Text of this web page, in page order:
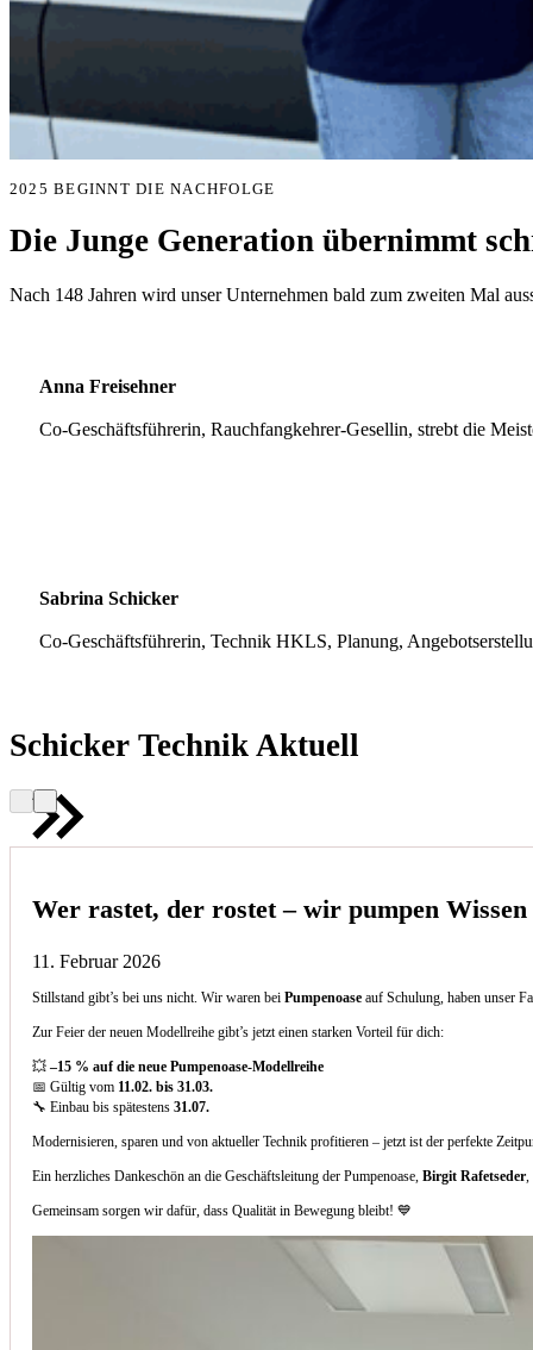
2025 BEGINNT DIE NACHFOLGE
Die Junge Generation übernimmt
Nach 148 Jahren wird unser Unternehmen bald zum zweiten Mal
Anna Freisehner
Co-Geschäftsführerin, Rauchfangkehrer-Gesellin, strebt die
Sabrina Schicker
Co-Geschäftsführerin, Technik HKLS, Planung,
Schicker Technik Aktuell
Wer rastet, der rostet – wir pumpen
11. Februar 2026
Stillstand gibt’s bei uns nicht. Wir waren beiPumpenoase auf Schulung, haben unser
Zur Feier der neuen Modellreihe gibt’s jetzt einen starken Vorteil für dich:
💥–15 % auf die neue Pumpenoase-Modellreihe
📅 Gültig vom 11.02. bis 31.03.
🔧 Einbau bis spätestens31.07.
Modernisieren, sparen und von aktueller Technik profitieren – jetzt ist der perfekte
Ein herzliches Dankeschön an die Geschäftsleitung der Pumpenoase,Birgit Rafetseder
Gemeinsam sorgen wir dafür, dass Qualität in Bewegung bleibt! 💙